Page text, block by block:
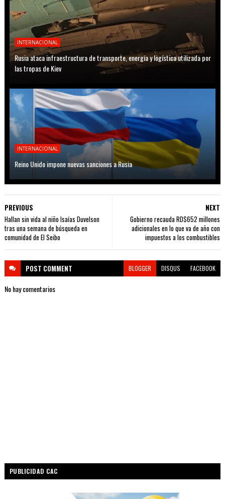
INTERNACIONAL
Rusia ataca infraestructura de transporte, energía y logística utilizada por
las tropas de Kiev
INTERNACIONAL
Reino Unido impone nuevas sanciones a Rusia
NEXT
Gobierno recauda RD$652 millones
adicionales en lo que va de año con
impuestos a los combustibles
PREVIOUS
Hallan sin vida al niño Isaías Duvelson
tras una semana de búsqueda en
comunidad de El Seibo
POST COMMENT BLOGGER DISQUS FACEBOOK
No hay comentarios
PUBLICIDAD CAC